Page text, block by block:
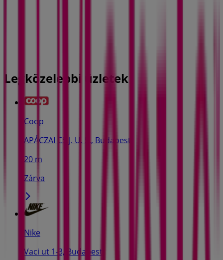
Legközelebbi üzletek
Coop
APÁCZAI CS.J. U. 5., Budapest
20 m
Zárva
Nike
Vaci ut 1-3, Budapest